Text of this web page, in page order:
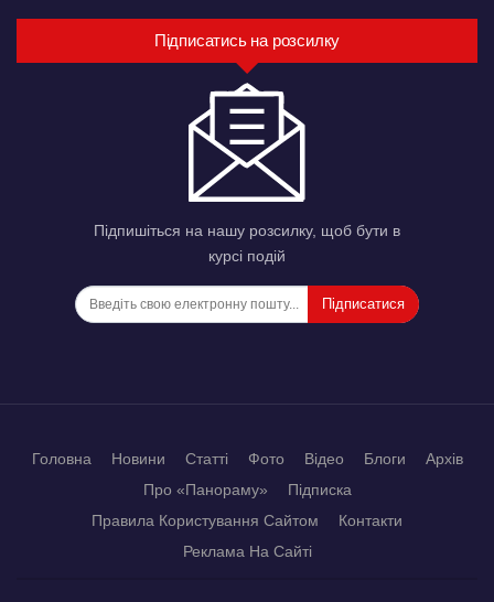
Підписатись на розсилку
Підпишіться на нашу розсилку, щоб бути в
курсі подій
Підписатися
Головна Новини Статті Фото Відео Блоги
Архів
Про «Панораму»
Підписка
Правила Користування Сайтом
Контакти
Реклама На Сайті